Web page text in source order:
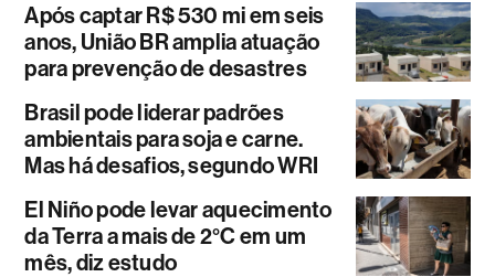
Após captar R$ 530 mi em seis
anos, União BR amplia atuação
para prevenção de desastres
Brasil pode liderar padrões
ambientais para soja e carne.
Mas há desafios, segundo WRI
El Niño pode levar aquecimento
da Terra a mais de 2°C em um
mês, diz estudo